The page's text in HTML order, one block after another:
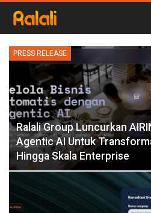
PRESS RELEASE
Ralali Group Luncurkan
Agentic AI Untuk
Hingga Skala Enterprise